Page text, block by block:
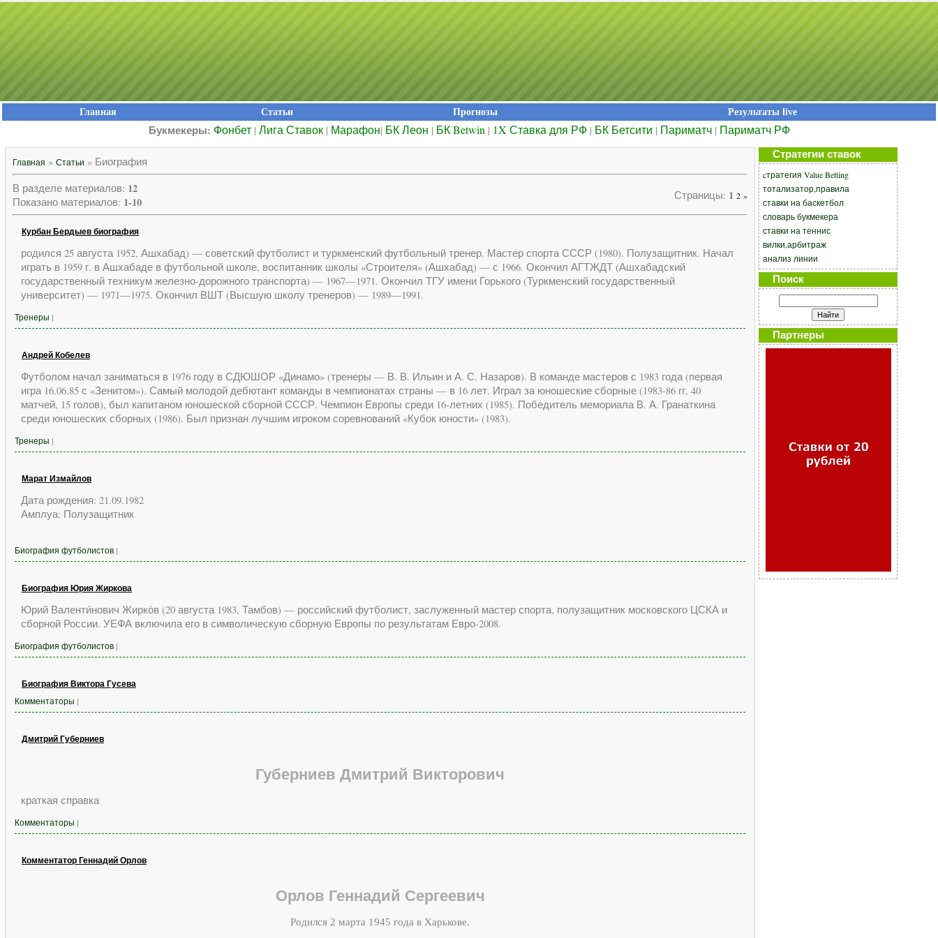
Главная Статьи Прогнозы Результаты live
Букмекеры: Фонбет| Лига Ставок| Марафон| БК Леон | БК Betwin| 1X Ставка для РФ | БК Бетсити | Париматч| Париматч РФ
Главная » Статьи » Биография
В разделе материалов: 12
Показано материалов: 1-10 Страницы: 1 2 »
Курбан Бердыев биография
родился 25 августа 1952, Ашхабад) — советский футболист и туркменский футбольный тренер. Мастер спорта СССР (1980). Полузащитник. Начал
играть в 1959 г. в Ашхабаде в футбольной школе, воспитанник школы «Строителя» (Ашхабад) — с 1966. Окончил АГТЖДТ (Ашхабадский
государственный техникум железно-дорожного транспорта) — 1967—1971. Окончил ТГУ имени Горького (Туркменский государственный
университет) — 1971—1975. Окончил ВШТ (Высшую школу тренеров) — 1989—1991.
Тренеры
Андрей Кобелев
Футболом начал заниматься в 1976 году в СДЮШОР «Динамо» (тренеры — В. В. Ильин и А. С. Назаров). В команде мастеров с 1983 года (первая
игра 16.06.85 с «Зенитом»). Самый молодой дебютант команды в чемпионатах страны — в 16 лет. Играл за юношеские сборные (1983-86 гг, 40
матчей, 15 голов), был капитаном юношеской сборной СССР. Чемпион Европы среди 16-летних (1985). Победитель мемориала В. А. Гранаткина
среди юношеских сборных (1986). Был признан лучшим игроком соревнований «Кубок юности» (1983).
Тренеры
Марат Измайлов
Дата рождения: 21.09.1982
Амплуа: Полузащитник
Биография футболистов
Биография Юрия Жиркова
Юрий Валенти́нович Жирко́в (20 августа 1983, Тамбов) — российский футболист, заслуженный мастер спорта, полузащитник московского ЦСКА и
сборной России. УЕФА включила его в символическую сборную Европы по результатам Евро-2008.
Биография футболистов
Биография Виктора Гусева
Комментаторы
Дмитрий Губерниев
Губерниев Дмитрий Викторович
краткая справка
Комментаторы |
Комментатор Геннадий Орлов
Орлов Геннадий Сергеевич
Родился 2 марта 1945 года в Харькове.
Стратегии ставок
cтратегия Value Betting
тотализатор,правила
ставки на баскетбол
словарь букмекера
ставки на теннис
вилки,арбитраж
анализ линии
Поиск
Партнеры